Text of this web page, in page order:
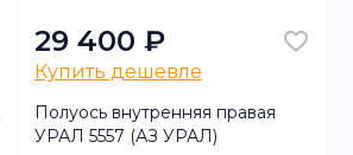
29 400 ₽
Купить дешевле
Полуось внутренняя правая
УРАЛ 5557 (АЗ УРАЛ)